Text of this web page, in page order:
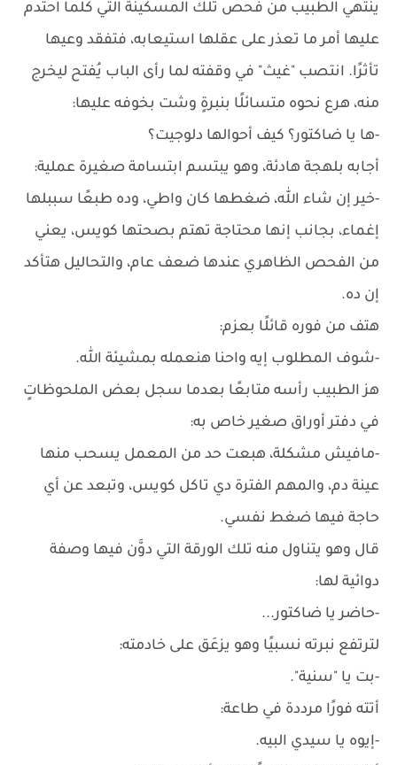
ينتهي الطبيب من فحص تلك المسكينة التي كلما احتدم
عليها أمر ما تعذر على عقلها استيعابه، فتفقد وعيها
تأثرًا. انتصب "غيث" في وقفته لما رأى الباب يُفتح ليخرج
منه، هرع نحوه متسائلًا بنبرةٍ وشت بخوفه عليها:
-ها يا ضاكتور؟ كيف أحوالها دلوجيت؟
أجابه بلهجة هادئة، وهو يبتسم ابتسامة صغيرة عملية:
-خير إن شاء الله، ضغطها كان واطي، وده طبعًا سببلها
إغماء، بجانب إنها محتاجة تهتم بصحتها كويس، يعني
من الفحص الظاهري عندها ضعف عام، والتحاليل هتأكد
إن ده.
هتف من فوره قائلًا بعزم:
-شوف المطلوب إيه واحنا هنعمله بمشيئة الله.
هز الطبيب رأسه متابعًا بعدما سجل بعض الملحوظاتٍ
في دفتر أوراق صغير خاص به:
-مافيش مشكلة، هبعت حد من المعمل يسحب منها
عينة دم، والمهم الفترة دي تاكل كويس، وتبعد عن أي
حاجة فيها ضغط نفسي.
قال وهو يتناول منه تلك الورقة التي دوَّن فيها وصفة
دوائية لها:
-حاضر يا ضاكتور...
لترتفع نبرته نسبيًا وهو يزعَق على خادمته:
-بت يا "سنية".
أتته فورًا مرددة في طاعة:
-إيوه يا سيدي البيه.